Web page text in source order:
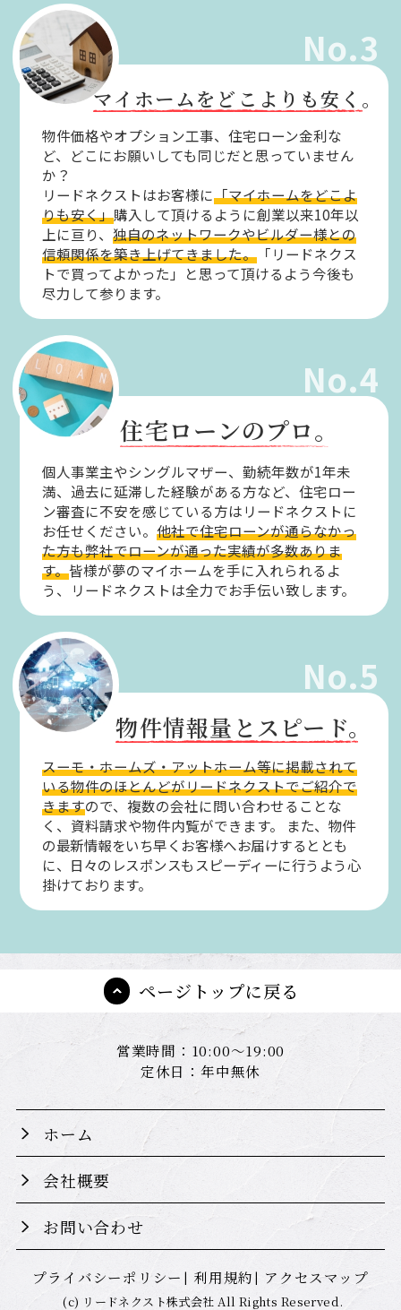
No.3
マイホームをどこよりも安く。
物件価格やオプション工事、住宅ローン金利な
ど、どこにお願いしても同じだと思っていません
か？
リードネクストはお客様に「マイホームをどこよ
りも安く」購入して頂けるように創業以来10年以
上に亘り、独自のネットワークやビルダー様との
信頼関係を築き上げてきました。 「リードネクス
トで買ってよかった」と思って頂けるよう今後も
尽力して参ります。
No.4
住宅ローンのプロ。
個人事業主やシングルマザー、勤続年数が1年未
満、過去に延滞した経験がある方など、住宅ロー
ン審査に不安を感じている方はリードネクストに
お任せください。他社で住宅ローンが通らなかっ
た方も弊社でローンが通った実績が多数ありま
す。皆様が夢のマイホームを手に入れられるよ
う、リードネクストは全力でお手伝い致します。
No.5
物件情報量とスピード。
スーモ・ホームズ・アットホーム等に掲載されて
いる物件のほとんどがリードネクストでご紹介で
きますので、複数の会社に問い合わせることな
く、資料請求や物件内覧ができます。
また、物件
の最新情報をいち早くお客様へお届けするととも
に、日々のレスポンスもスピーディーに行うよう心
掛けております。
ページトップに戻る
営業時間：10:00～19:00
定休日：年中無休
ホーム
会社概要
お問い合わせ
プライバシーポリシー 利用規約 アクセスマップ
(c) リードネクスト株式会社 All Rights Reserved.